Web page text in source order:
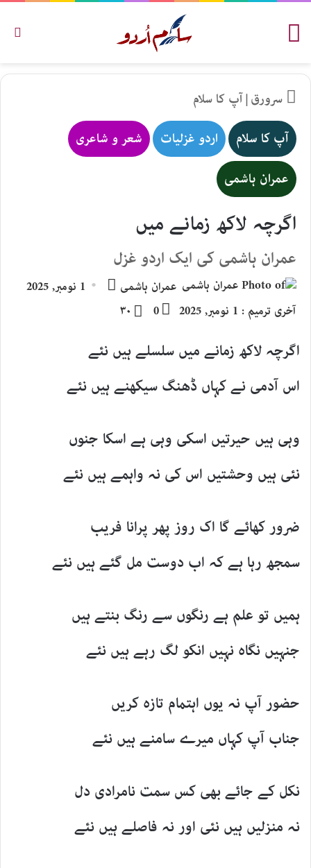
سرورق|آپ کا سلام
آپ کا سلام اردو غزلیات شعر و شاعری
عمران ہاشمی
اگرچہ لاکھ زمانے میں
عمران ہاشمی کی ایک اردو غزل
عمران ہاشمی
Send 1 نومبر, 2025
آخری ترمیم : 1 نومبر, 2025
0 ۳۰
اگرچہ لاکھ زمانے میں سلسلے ہیں نئے
اس آدمی نے کہاں ڈھنگ سیکھنے ہیں نئے
وہی ہیں حیرتیں اسکی وہی ہے اسکا جنوں
نئی ہیں وحشتیں اس کی نہ واہمے ہیں نئے
ضرور کھائے گا اک روز پھر پرانا فریب
سمجھ رہا ہے کہ اب دوست مل گئے ہیں نئے
ہمیں تو علم ہے رنگوں سے رنگ بنتے ہیں
جنہیں نگاہ نہیں انکو لگ رہے ہیں نئے
حضور آپ نہ یوں اہتمام تازہ کریں
جناب آپ کہاں میرے سامنے ہیں نئے
نکل کے جائے بھی کس سمت نامرادی دل
نہ منزلیں ہیں نئی اور نہ فاصلے ہیں نئے